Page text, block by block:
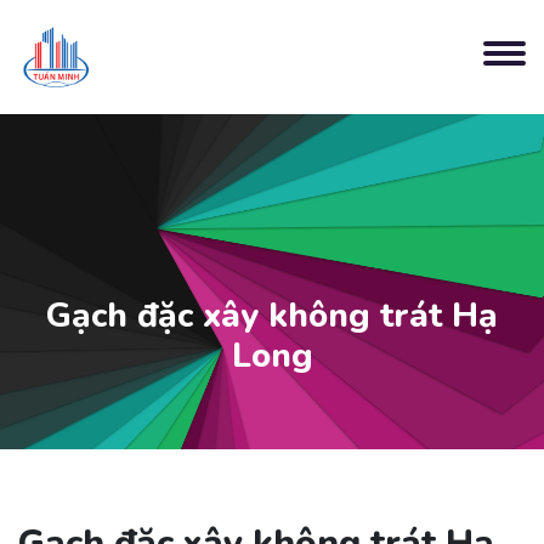
Gạch đặc xây không trát Hạ
Long